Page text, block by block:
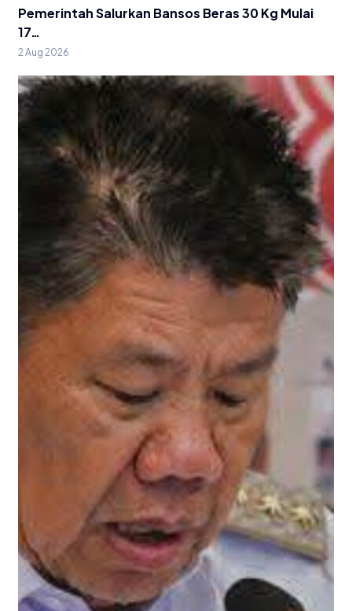
Pemerintah Salurkan Bansos Beras 30 Kg Mulai
17…
2 Aug 2026